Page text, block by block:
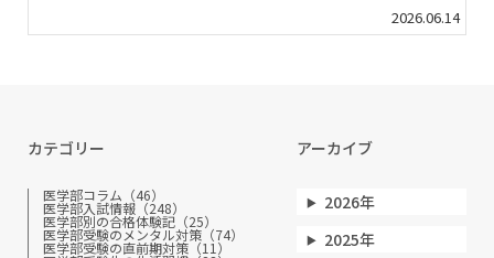
2026.06.14
カテゴリー
医学部コラム（46）
医学部入試情報（248）
医学部別の合格体験記（25）
医学部受験のメンタル対策（74）
医学部受験の直前期対策（11）
アーカイブ
2026年
2025年